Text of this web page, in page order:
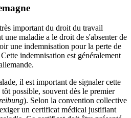
important du droit du travail
une maladie a le droit de s'absenter de
une indemnisation pour la perte de
indemnisation est généralement
il est important de signaler cette
possible, souvent dès le premier
). Selon la convention collective
un certificat médical justifiant